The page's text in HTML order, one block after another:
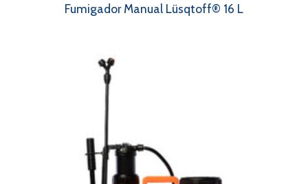
Fumigador Manual Lüsqtoff® 16 L